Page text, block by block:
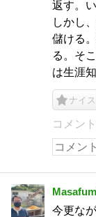
返す。
しかし
儲ける
る。そ
は生涯
ナイス
コメン
今更な